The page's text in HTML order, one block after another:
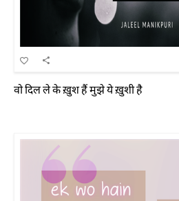
वो दिल ले के ख़ुश हैं मुझे ये ख़ुशी है